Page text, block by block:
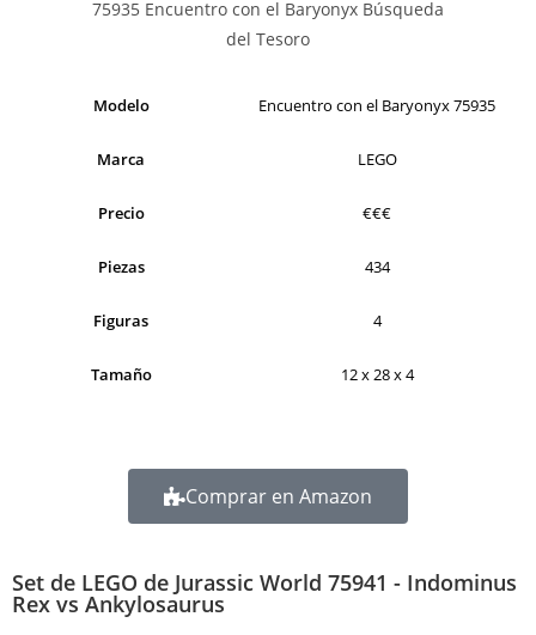
Modelo Encuentro con el Baryonyx 75935
Marca LEGO
Precio €€€
Piezas 434
Figuras 4
Tamaño 12 x 28 x 4
Comprar en Amazon
Set de LEGO de Jurassic World 75941 - Indominus
Rex vs Ankylosaurus